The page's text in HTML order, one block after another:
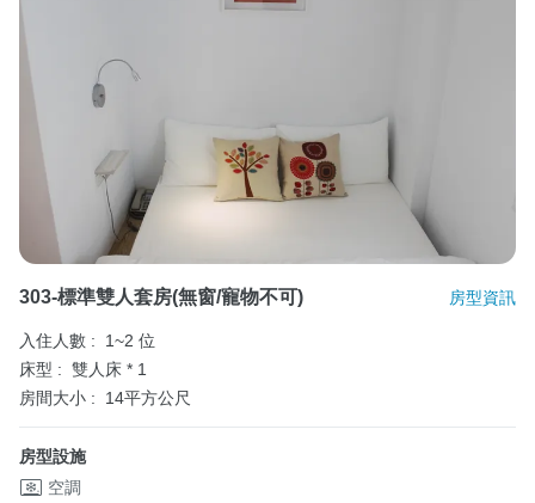
303-標準雙人套房(無窗/寵物不可) 房型資訊
入住人數 :
1~2 位
床型 : 雙人床 * 1
房間大小 :
14平方公尺
房型設施
空調